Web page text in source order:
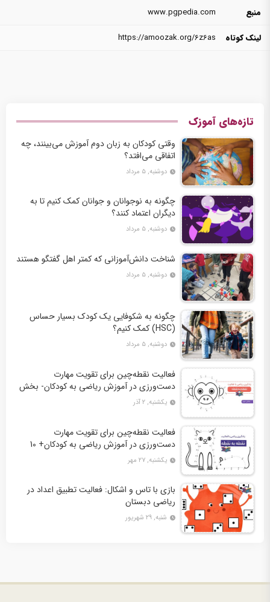
منبع
www.pgpedia.com
لینک کوتاه
https://amoozak.org/6z6as
تازه‌های آموزک
وقتی کودکان به زبان دوم آموزش می‌بینند، چه
اتفاقی می‌افتد؟
دوشنبه, ۵ مرداد
چگونه به نوجوانان و جوانان کمک کنیم تا به
دیگران اعتماد کنند؟
دوشنبه, ۵ مرداد
شناخت دانش‌آموزانی که کمتر اهل گفتگو هستند
دوشنبه, ۵ مرداد
چگونه به شکوفایی یک کودک بسیار حساس
(HSC) کمک کنیم؟
دوشنبه, ۵ مرداد
فعالیت نقطه‌چین برای تقویت مهارت
دست‌ورزی در آموزش ریاضی به کودکان- بخش
دوم + 10 کاربرگ فعالیت
یکشنبه, ۲ آذر
فعالیت نقطه‌چین برای تقویت مهارت
دست‌ورزی در آموزش ریاضی به کودکان+ 10
کاربرگ فعالیت
یکشنبه, ۲۷ مهر
بازی با تاس و اشکال: فعالیت تطبیق اعداد در
ریاضی دبستان
شنبه, ۲۹ شهریور